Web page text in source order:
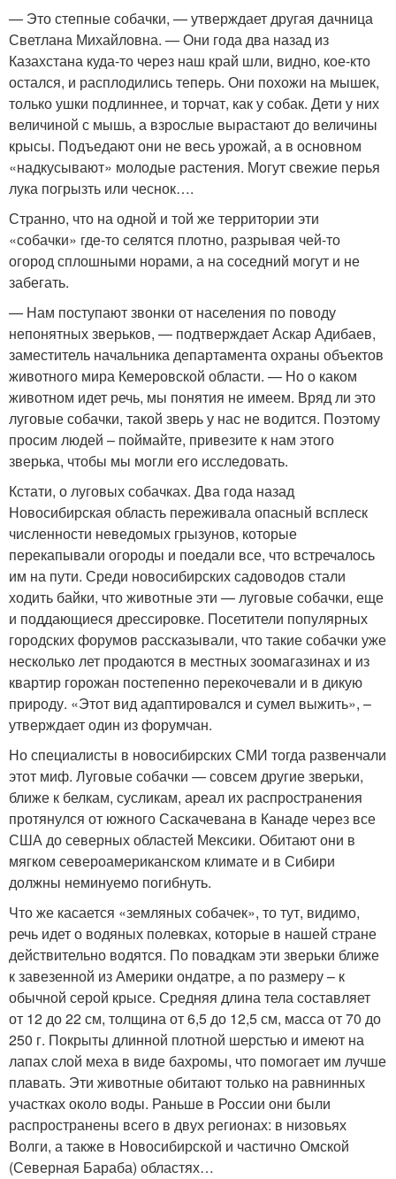
— Это степные собачки, — утверждает другая дачница
Светлана Михайловна. — Они года два назад из
Казахстана куда-то через наш край шли, видно, кое-кто
остался, и расплодились теперь. Они похожи на мышек,
только ушки подлиннее, и торчат, как у собак. Дети у них
величиной с мышь, а взрослые вырастают до величины
крысы. Подъедают они не весь урожай, а в основном
«надкусывают» молодые растения. Могут свежие перья
лука погрызть или чеснок….
Странно, что на одной и той же территории эти
«собачки» где-то селятся плотно, разрывая чей-то
огород сплошными норами, а на соседний могут и не
забегать.
— Нам поступают звонки от населения по поводу
непонятных зверьков, — подтверждает Аскар Адибаев,
заместитель начальника департамента охраны объектов
животного мира Кемеровской области. — Но о каком
животном идет речь, мы понятия не имеем. Вряд ли это
луговые собачки, такой зверь у нас не водится. Поэтому
просим людей – поймайте, привезите к нам этого
зверька, чтобы мы могли его исследовать.
Кстати, о луговых собачках. Два года назад
Новосибирская область переживала опасный всплеск
численности неведомых грызунов, которые
перекапывали огороды и поедали все, что встречалось
им на пути. Среди новосибирских садоводов стали
ходить байки, что животные эти — луговые собачки, еще
и поддающиеся дрессировке. Посетители популярных
городских форумов рассказывали, что такие собачки уже
несколько лет продаются в местных зоомагазинах и из
квартир горожан постепенно перекочевали и в дикую
природу. «Этот вид адаптировался и сумел выжить», –
утверждает один из форумчан.
Но специалисты в новосибирских СМИ тогда развенчали
этот миф. Луговые собачки — совсем другие зверьки,
ближе к белкам, сусликам, ареал их распространения
протянулся от южного Саскачевана в Канаде через все
США до северных областей Мексики. Обитают они в
мягком североамериканском климате и в Сибири
должны неминуемо погибнуть.
Что же касается «земляных собачек», то тут, видимо,
речь идет о водяных полевках, которые в нашей стране
действительно водятся. По повадкам эти зверьки ближе
к завезенной из Америки ондатре, а по размеру – к
обычной серой крысе. Средняя длина тела составляет
от 12 до 22 см, толщина от 6,5 до 12,5 см, масса от 70 до
250 г. Покрыты длинной плотной шерстью и имеют на
лапах слой меха в виде бахромы, что помогает им лучше
плавать. Эти животные обитают только на равнинных
участках около воды. Раньше в России они были
распространены всего в двух регионах: в низовьях
Волги, а также в Новосибирской и частично Омской
(Северная Бараба) областях…